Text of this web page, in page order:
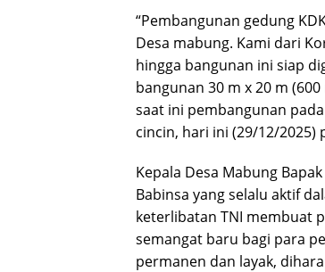
“Pembangunan gedung
Desa mabung. Kami dari
hingga bangunan ini siap
bangunan 30 m x 20 m
saat ini pembangunan
cincin, hari ini (29/12/2025)
Kepala Desa Mabung
Babinsa yang selalu aktif
keterlibatan TNI membuat
semangat baru bagi para
permanen dan layak,